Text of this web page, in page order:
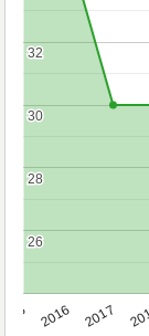
2016 2017
26
26
28
28
30
30
32
32